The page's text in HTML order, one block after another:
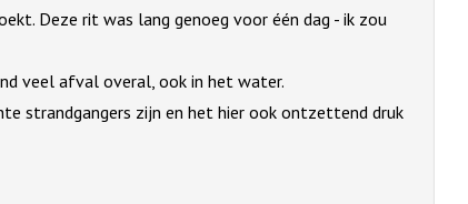
Deze rit was lang genoeg voor één dag - ik zou
veel afval overal, ook in het water.
strandgangers zijn en het hier ook ontzettend druk